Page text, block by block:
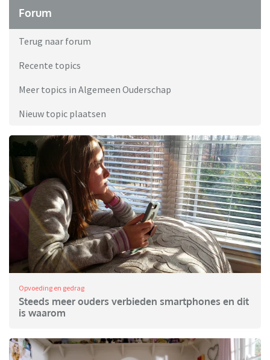
Forum
Terug naar forum
Recente topics
Meer topics in Algemeen Ouderschap
Nieuw topic plaatsen
Opvoeding en gedrag
Steeds meer ouders verbieden smartphones en dit
is waarom